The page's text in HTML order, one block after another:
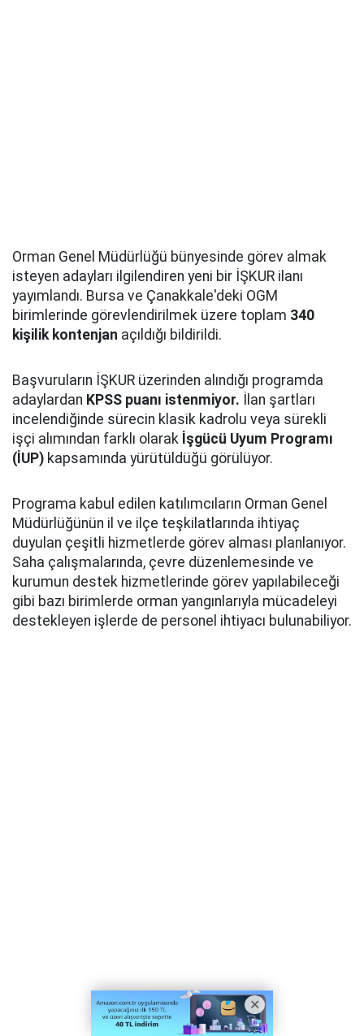
Orman Genel Müdürlüğü bünyesinde görev almak
isteyen adayları ilgilendiren yeni bir İŞKUR ilanı
yayımlandı. Bursa ve Çanakkale'deki OGM
birimlerinde görevlendirilmek üzere toplam 340
kişilik kontenjan açıldığı bildirildi.
Başvuruların İŞKUR üzerinden alındığı programda
adaylardan KPSS puanı istenmiyor. İlan şartları
incelendiğinde sürecin klasik kadrolu veya sürekli
işçi alımından farklı olarak İşgücü Uyum Programı
(İUP) kapsamında yürütüldüğü görülüyor.
Programa kabul edilen katılımcıların Orman Genel
Müdürlüğünün il ve ilçe teşkilatlarında ihtiyaç
duyulan çeşitli hizmetlerde görev alması planlanıyor.
Saha çalışmalarında, çevre düzenlemesinde ve
kurumun destek hizmetlerinde görev yapılabileceği
gibi bazı birimlerde orman yangınlarıyla mücadeleyi
destekleyen işlerde de personel ihtiyacı bulunabiliyor.